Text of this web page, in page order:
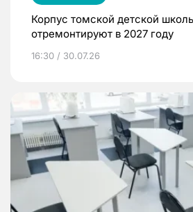
Корпус томской детской
отремонтируют в 2027 году
16:30 / 30.07.26